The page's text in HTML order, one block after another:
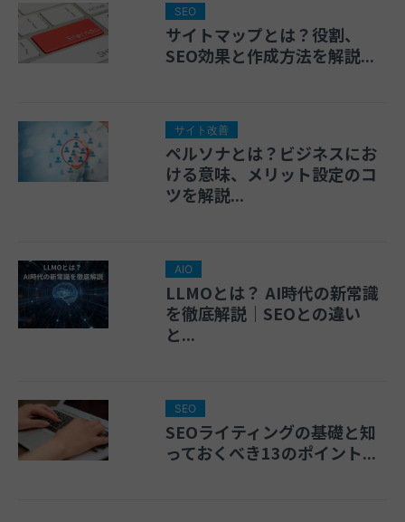
SEO
サイトマップとは？役割、
SEO効果と作成方法を解説...
サイト改善
ペルソナとは？ビジネスにお
ける意味、メリット設定のコ
ツを解説...
AIO
LLMOとは？ AI時代の新常識
を徹底解説｜SEOとの違い
と...
SEO
SEOライティングの基礎と知
っておくべき13のポイント...